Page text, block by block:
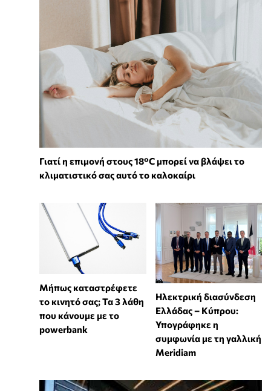
Γιατί η επιμονή στους 18°C μπορεί να βλάψει το
κλιματιστικό σας αυτό το καλοκαίρι
Μήπως καταστρέφετε
το κινητό σας; Τα 3 λάθη
που κάνουμε με το
powerbank
Ηλεκτρική διασύνδεση
Ελλάδας – Κύπρου:
Υπογράφηκε η
συμφωνία με τη γαλλική
Meridiam